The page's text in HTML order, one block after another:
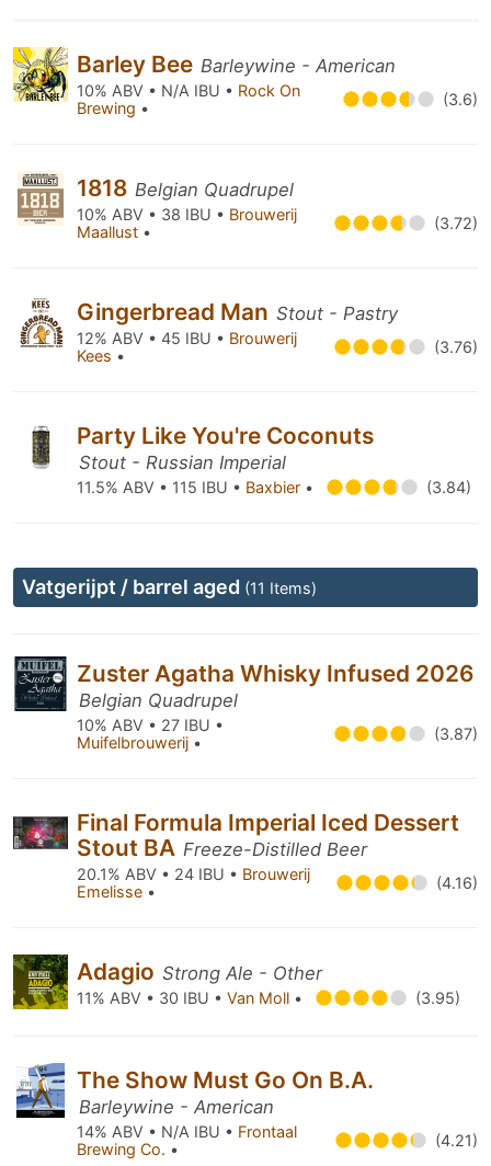
Barley Bee Barleywine - American
10% ABV • N/A IBU • Rock On
Brewing • (3.6)
1818 Belgian Quadrupel
10% ABV • 38 IBU • Brouwerij
Maallust • (3.72)
Gingerbread Man Stout - Pastry
12% ABV • 45 IBU • Brouwerij
Kees • (3.76)
Party Like You're Coconuts
Stout - Russian Imperial
11.5% ABV • 115 IBU • Baxbier • (3.84)
Vatgerijpt / barrel aged (11 Items)
Zuster Agatha Whisky Infused 2026
Belgian Quadrupel
10% ABV • 27 IBU •
Muifelbrouwerij • (3.87)
Final Formula Imperial Iced Dessert
Stout BA Freeze-Distilled Beer
20.1% ABV • 24 IBU • Brouwerij
Emelisse • (4.16)
Adagio Strong Ale - Other
11% ABV • 30 IBU • Van Moll • (3.95)
The Show Must Go On B.A.
Barleywine - American
14% ABV • N/A IBU • Frontaal
Brewing Co. • (4.21)